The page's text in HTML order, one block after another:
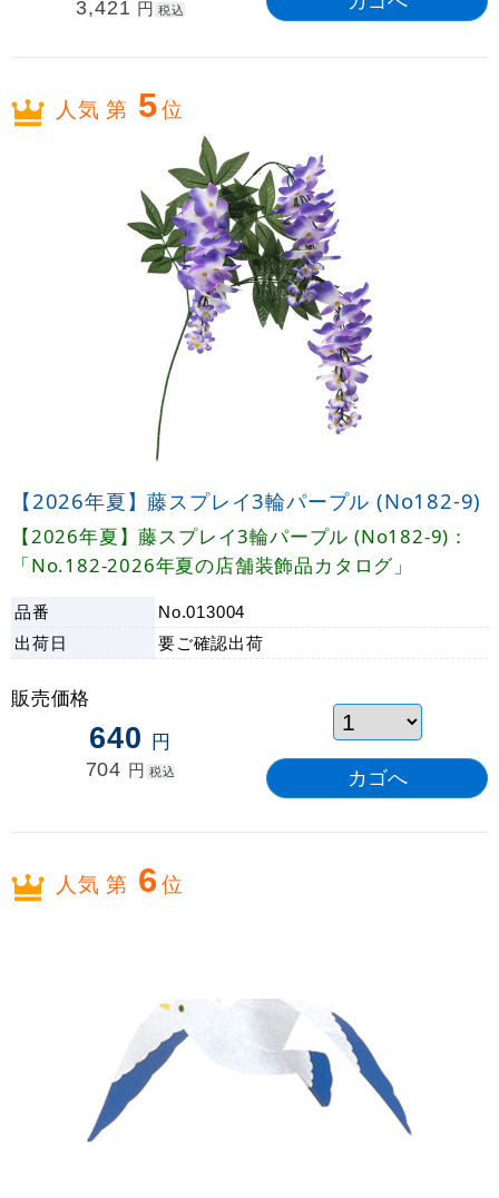
3,421 円 税込
人気 第 5位
【2026年夏】藤スプレイ3輪パープル (No182-9)
【2026年夏】藤スプレイ3輪パープル (No182-9)：
「No.182-2026年夏の店舗装飾品カタログ」
品番 No.013004
出荷日 要ご確認出荷
販売価格
640 円
704 円 税込
人気 第 6位